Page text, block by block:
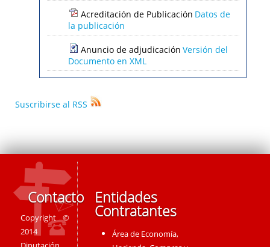
Acreditación de Publicación Datos de
la publicación
Anuncio de adjudicación Versión del
Documento en XML
Suscribirse al RSS
Contacto
Copyright ©
2014
Entidades
Contratantes
Área de Economía,